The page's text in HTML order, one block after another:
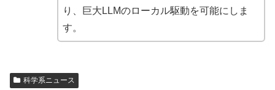
り、巨大LLMのローカル駆動を可能にしま
す。
科学系ニュース